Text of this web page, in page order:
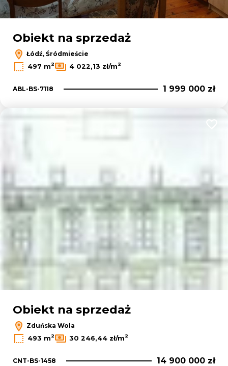
Obiekt na sprzedaż
Łódź, Śródmieście
497 m2 4 022,13 zł/m2
ABL-BS-7118 1 999 000 zł
Obiekt na sprzedaż
Zduńska Wola
493 m2 30 246,44 zł/m2
CNT-BS-1458 14 900 000 zł